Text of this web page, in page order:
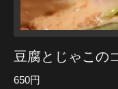
豆腐とじゃこの
650円